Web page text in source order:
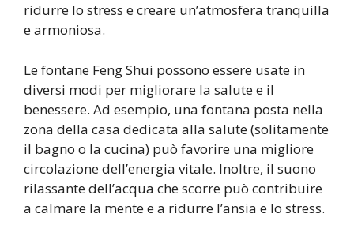
ridurre lo stress e creare un’atmosfera tranquilla
e armoniosa.
Le fontane Feng Shui possono essere usate in
diversi modi per migliorare la salute e il
benessere. Ad esempio, una fontana posta nella
zona della casa dedicata alla salute (solitamente
il bagno o la cucina) può favorire una migliore
circolazione dell’energia vitale. Inoltre, il suono
rilassante dell’acqua che scorre può contribuire
a calmare la mente e a ridurre l’ansia e lo stress.